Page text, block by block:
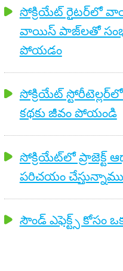
సోక్రియేట్ రైటర్‌లో
వాయిస్ పాజ్‌లతో
పోయడం
సోక్రియేట్
కథకు జీవం పోయండి
సోక్రియేట్‌లో ప్రాజెక్ట్
పరిచయం చేస్తున్నాము
సౌండ్ ఎఫెక్ట్స్ కోసం